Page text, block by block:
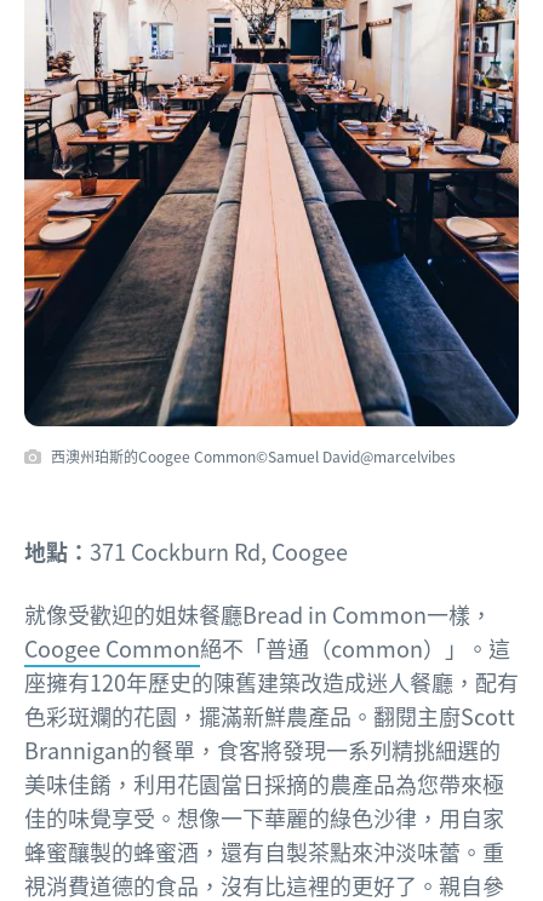
西澳州珀斯的Coogee Common©Samuel David@marcelvibes
地點： 371 Cockburn Rd, Coogee
就像受歡迎的姐妹餐廳Bread in Common一樣，
Coogee Common絕不「普通（common）」。這
座擁有120年歷史的陳舊建築改造成迷人餐廳，配有
色彩斑斕的花園，擺滿新鮮農產品。翻閱主廚Scott
Brannigan的餐單，食客將發現一系列精挑細選的
美味佳餚，利用花園當日採摘的農產品為您帶來極
佳的味覺享受。想像一下華麗的綠色沙律，用自家
蜂蜜釀製的蜂蜜酒，還有自製茶點來沖淡味蕾。重
視消費道德的食品，沒有比這裡的更好了。親自參